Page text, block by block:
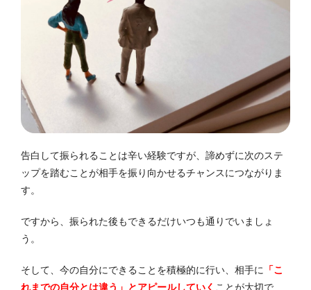
告白して振られることは辛い経験ですが、諦めずに次のステ
ップを踏むことが相手を振り向かせるチャンスにつながりま
す。
ですから、振られた後もできるだけいつも通りでいましょ
う。
そして、今の自分にできることを積極的に行い、相手に
「こ
れまでの自分とは違う」とアピールしていく ことが大切で